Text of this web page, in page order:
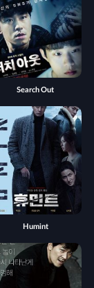
Search Out
Humint